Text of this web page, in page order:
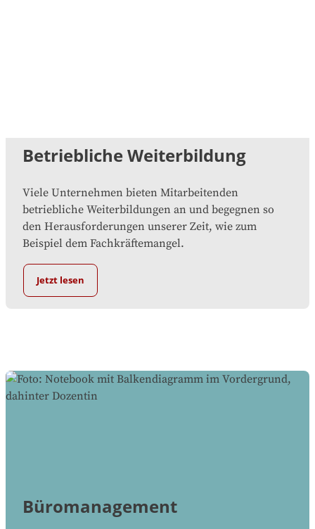
Betriebliche Weiterbildung
Viele Unternehmen bieten Mitarbeitenden
betriebliche Weiterbildungen an und begegnen so
den Herausforderungen unserer Zeit, wie zum
Beispiel dem Fachkräftemangel.
Jetzt lesen
Büromanagement